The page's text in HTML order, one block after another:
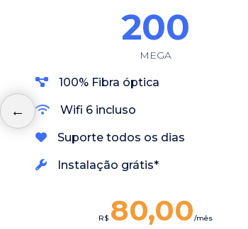
200
MEGA
100% Fibra óptica
Wifi 6 incluso
Suporte todos os dias
Instalação grátis*
R$ 80,00/mês